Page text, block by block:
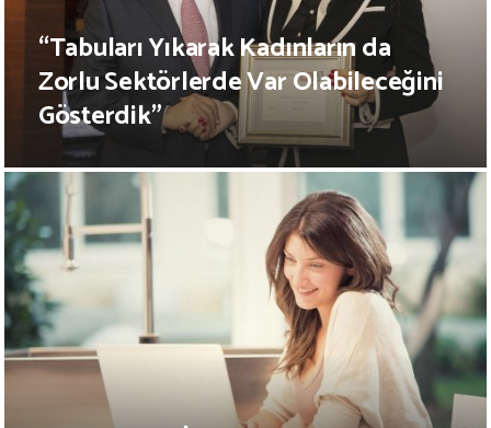
“Tabuları Yıkarak Kadınların da
Zorlu Sektörlerde Var Olabileceğini
Gösterdik”